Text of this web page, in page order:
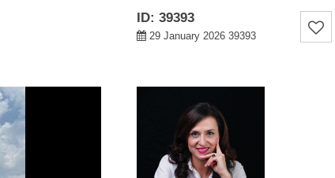
ID: 39393
29 January 2026 39393